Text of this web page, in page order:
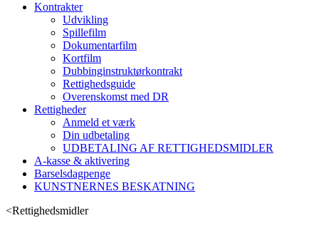
Kontrakter
Udvikling
Spillefilm
Dokumentarfilm
Kortfilm
Dubbinginstruktørkontrakt
Rettighedsguide
Overenskomst med DR
Rettigheder
Anmeld et værk
Din udbetaling
UDBETALING AF RETTIGHEDSMIDLER
A-kasse & aktivering
Barselsdagpenge
KUNSTNERNES BESKATNING
<Rettighedsmidler